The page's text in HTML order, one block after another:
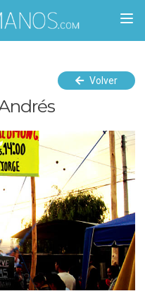
Volver